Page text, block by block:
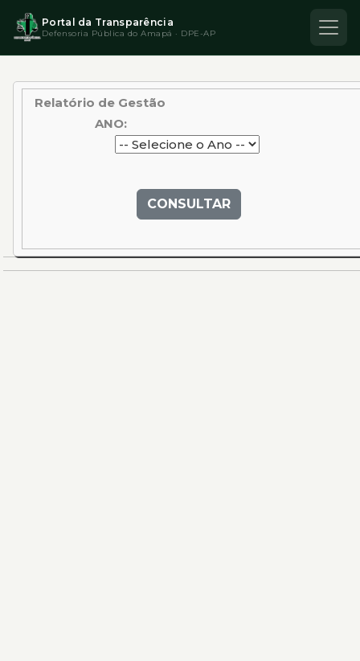
Portal da Transparência
Defensoria Pública do Amapá · DPE-AP
Relatório de Gestão
ANO:
CONSULTAR